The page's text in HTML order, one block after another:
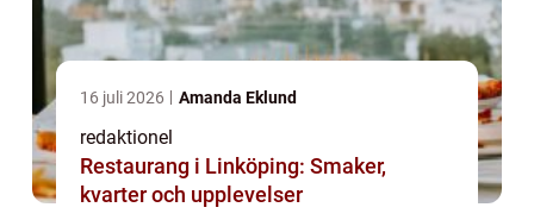
16 juli 2026 Amanda Eklund
redaktionel
Restaurang i Linköping: Smaker,
kvarter och upplevelser